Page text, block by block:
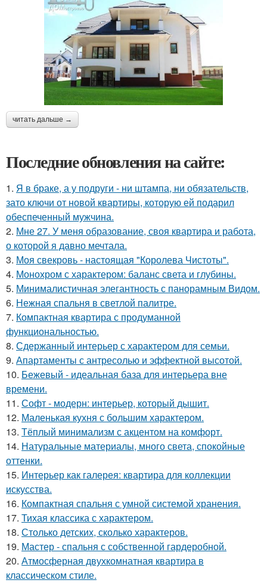
читать дальше →
Последние обновления на сайте:
1. Я в браке, а у подруги - ни штампа, ни обязательств,
зато ключи от новой квартиры, которую ей подарил
обеспеченный мужчина.
2. Мне 27. У меня образование, своя квартира и работа,
о которой я давно мечтала.
3. Моя свекровь - настоящая "Королева Чистоты".
4. Монохром с характером: баланс света и глубины.
5. Минималистичная элегантность с панорамным Видом.
6. Нежная спальня в светлой палитре.
7. Компактная квартира с продуманной
функциональностью.
8. Сдержанный интерьер с характером для семьи.
9. Апартаменты с антресолью и эффектной высотой.
10. Бежевый - идеальная база для интерьера вне
времени.
11. Софт - модерн: интерьер, который дышит.
12. Маленькая кухня с большим характером.
13. Тёплый минимализм с акцентом на комфорт.
14. Натуральные материалы, много света, спокойные
оттенки.
15. Интерьер как галерея: квартира для коллекции
искусства.
16. Компактная спальня с умной системой хранения.
17. Тихая классика с характером.
18. Столько детских, сколько характеров.
19. Мастер - спальня с собственной гардеробной.
20. Атмосферная двухкомнатная квартира в
классическом стиле.